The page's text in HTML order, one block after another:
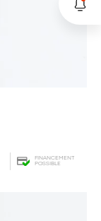
FINANCEMENT
POSSIBLE